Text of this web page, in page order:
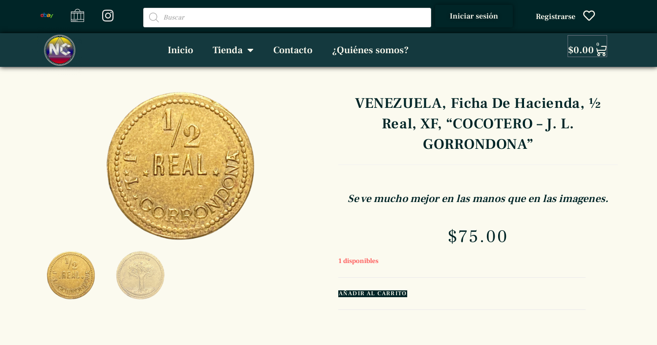
Iniciar sesión Registrarse
Inicio Tienda Contacto ¿Quiénes somos? $0.00 0
VENEZUELA, Ficha De Hacienda, ½
Real, XF, “COCOTERO – J. L.
GORRONDONA”
Se ve mucho mejor en las manos que en las imagenes.
$75.00
1 disponibles
AÑADIR AL CARRITO